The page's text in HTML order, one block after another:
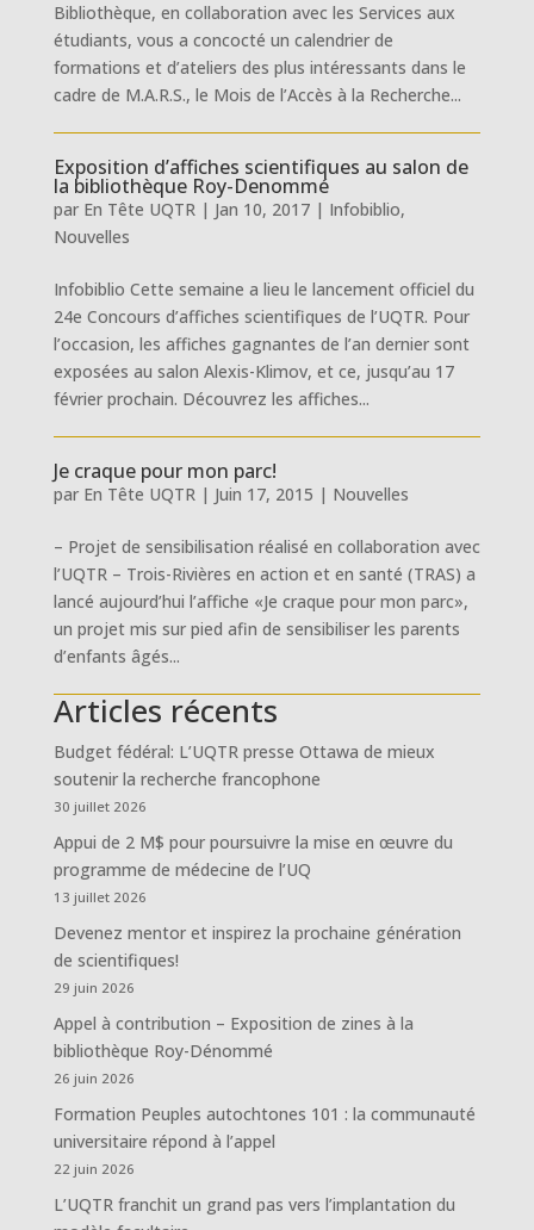
Bibliothèque, en collaboration avec les Services aux
étudiants, vous a concocté un calendrier de
formations et d’ateliers des plus intéressants dans le
cadre de M.A.R.S., le Mois de l’Accès à la Recherche...
Exposition d’affiches scientifiques au salon de
la bibliothèque Roy-Denommé
par En Tête UQTR| Jan 10, 2017| Infobiblio,
Nouvelles
Infobiblio Cette semaine a lieu le lancement officiel du
24e Concours d’affiches scientifiques de l’UQTR. Pour
l’occasion, les affiches gagnantes de l’an dernier sont
exposées au salon Alexis-Klimov, et ce, jusqu’au 17
février prochain. Découvrez les affiches...
Je craque pour mon parc!
par En Tête UQTR| Juin 17, 2015 | Nouvelles
– Projet de sensibilisation réalisé en collaboration avec
l’UQTR – Trois-Rivières en action et en santé (TRAS) a
lancé aujourd’hui l’affiche «Je craque pour mon parc»,
un projet mis sur pied afin de sensibiliser les parents
d’enfants âgés...
Articles récents
Budget fédéral: L’UQTR presse Ottawa de mieux
soutenir la recherche francophone
30 juillet 2026
Appui de 2 M$ pour poursuivre la mise en œuvre du
programme de médecine de l’UQ
13 juillet 2026
Devenez mentor et inspirez la prochaine génération
de scientifiques!
29 juin 2026
Appel à contribution – Exposition de zines à la
bibliothèque Roy-Dénommé
26 juin 2026
Formation Peuples autochtones 101 : la communauté
universitaire répond à l’appel
22 juin 2026
L’UQTR franchit un grand pas vers l’implantation du